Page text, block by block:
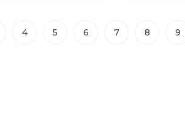
4 5 6 7 8 9